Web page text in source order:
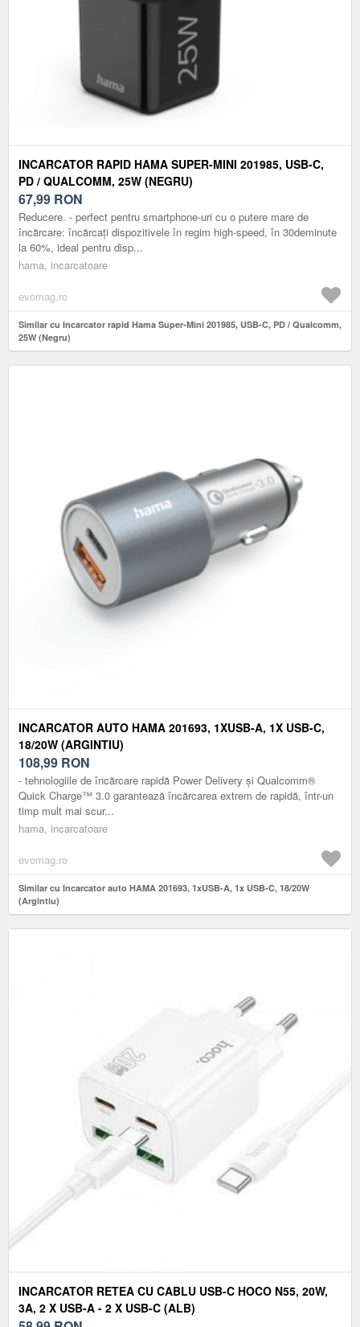
INCARCATOR RAPID HAMA SUPER-MINI 201985, USB-C,
PD / QUALCOMM, 25W (NEGRU)
67,99 RON
Reducere. - perfect pentru smartphone-uri cu o putere mare de
încărcare: încărcați dispozitivele în regim high-speed, în 30deminute
la 60%, ideal pentru disp...
hama, incarcatoare
evomag.ro
Similar cu Incarcator rapid Hama Super-Mini 201985, USB-C, PD / Qualcomm,
25W (Negru)
INCARCATOR AUTO HAMA 201693, 1XUSB-A, 1X USB-C,
18/20W (ARGINTIU)
108,99 RON
- tehnologiile de încărcare rapidă Power Delivery și Qualcomm®
Quick Charge™ 3.0 garantează încărcarea extrem de rapidă, într-un
timp mult mai scur...
hama, incarcatoare
evomag.ro
Similar cu Incarcator auto HAMA 201693, 1xUSB-A, 1x USB-C, 18/20W
(Argintiu)
INCARCATOR RETEA CU CABLU USB-C HOCO N55, 20W,
3A, 2 X USB-A - 2 X USB-C (ALB)